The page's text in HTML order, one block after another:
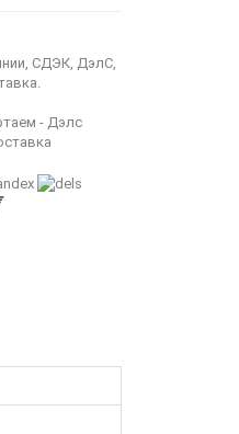
СДЭК, ДэлС,
- Дэлс